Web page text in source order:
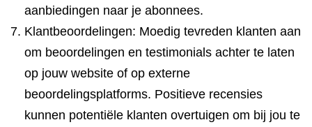
aanbiedingen naar je abonnees.
Klantbeoordelingen: Moedig tevreden klanten aan
om beoordelingen en testimonials achter te laten
op jouw website of op externe
beoordelingsplatforms. Positieve recensies
kunnen potentiële klanten overtuigen om bij jou te